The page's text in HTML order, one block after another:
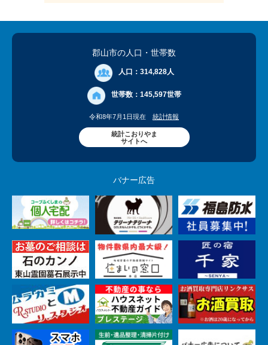
郡山市の人口 ・世帯数
人口： 314,828人
世帯数： 145,597世帯
令和8年7月1日現在 統計情報
統計こおりやま
サイトへ
バナー広告